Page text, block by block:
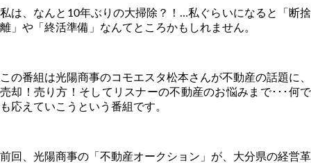
私は、なんと 10年ぶりの大掃除？！…私ぐらいになると「断捨
離」や「終活準備」なんてところかもしれません。
この番組は光陽商事のコモエスタ松本さんが不動産の話題に、
売却！売り方！そしてリスナーの不動産のお悩みまで･･･何で
も応えていこうという番組です。
前回、光陽商事の「不動産オークション」が、大分県の経営革